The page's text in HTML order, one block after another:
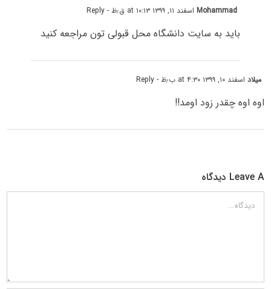
Mohammadاسفند ۱۱, ۱۳۹۹ at ۱۰:۱۳ ق٫ظ - Reply
باید به سایت دانشگاه محل قبولی تون مراجعه کنید
میلاداسفند ۱۰, ۱۳۹۹ at ۴:۳۰ ب٫ظ - Reply
اوه اوه چقدر زود اومد!!
Leave A دیدگاه
دیدگاه